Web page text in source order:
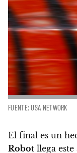
FUENTE: USA NETWORK
El final es un
Robot llega este